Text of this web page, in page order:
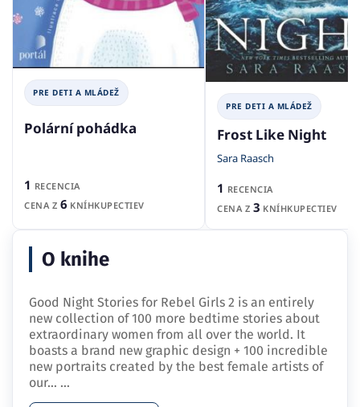
PRE DETI A MLÁDEŽ
Polární pohádka
1 RECENCIA
CENA Z 6 KNÍHKUPECTIEV
PRE DETI A MLÁDEŽ
Frost Like Night
Sara Raasch
1 RECENCIA
CENA Z 3 KNÍHKUPECTIEV
O knihe
Good Night Stories for Rebel Girls 2 is an entirely
new collection of 100 more bedtime stories about
extraordinary women from all over the world. It
boasts a brand new graphic design + 100 incredible
new portraits created by the best female artists of
our… ...